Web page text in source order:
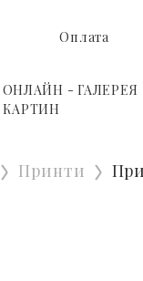
Оплата
ОНЛАЙН - ГАЛЕРЕЯ
КАРТИН
Принти